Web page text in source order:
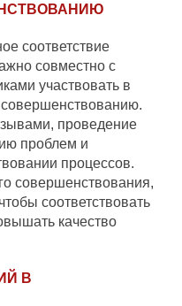
соответствие
совместно с
участвовать в
проведение
проблем и
процессов.
совершенствования,
соответствовать
качество
В